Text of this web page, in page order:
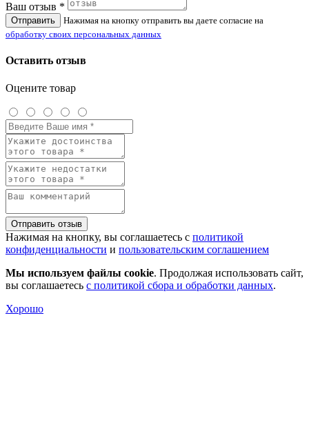
Ваш отзыв *
Отправить
Нажимая на кнопку отправить вы даете согласие на
обработку своих персональных данных
Оставить отзыв
Оцените товар
Отправить отзыв
Нажимая на кнопку, вы соглашаетесь с политикой
конфиденциальности и пользовательским соглашением
Мы используем файлы cookie. Продолжая использовать сайт,
вы соглашаетесь с политикой сбора и обработки данных.
Хорошо